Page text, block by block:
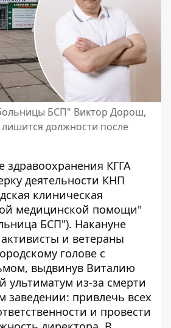
БСП" Виктор Дорош,
лишится должности после
здравоохранения КГГА
деятельности КНП
клиническая
медицинской помощи"
БСП"). Накануне
и ветераны
голове с
выдвинув Виталию
ультиматум из-за смерти
заведении: привлечь всех
и провести